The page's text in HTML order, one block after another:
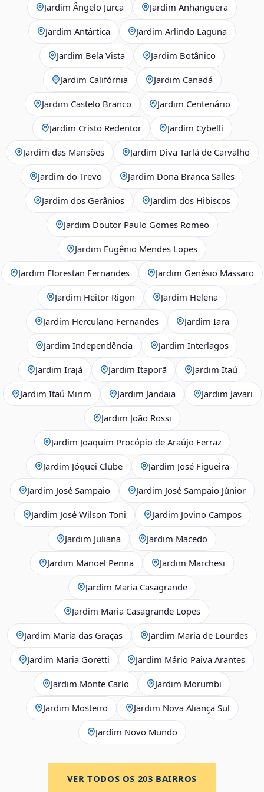
Jardim Ângelo Jurca Jardim Anhanguera
Jardim Antártica Jardim Arlindo Laguna
Jardim Bela Vista Jardim Botânico
Jardim Califórnia Jardim Canadá
Jardim Castelo Branco Jardim Centenário
Jardim Cristo Redentor Jardim Cybelli
Jardim das Mansões Jardim Diva Tarlá de Carvalho
Jardim do Trevo Jardim Dona Branca Salles
Jardim dos Gerânios Jardim dos Hibiscos
Jardim Doutor Paulo Gomes Romeo
Jardim Eugênio Mendes Lopes
Jardim Florestan Fernandes Jardim Genésio Massaro
Jardim Heitor Rigon Jardim Helena
Jardim Herculano Fernandes Jardim Iara
Jardim Independência Jardim Interlagos
Jardim Irajá Jardim Itaporã Jardim Itaú
Jardim Itaú Mirim Jardim Jandaia Jardim Javari
Jardim João Rossi
Jardim Joaquim Procópio de Araújo Ferraz
Jardim Jóquei Clube Jardim José Figueira
Jardim José Sampaio Jardim José Sampaio Júnior
Jardim José Wilson Toni Jardim Jovino Campos
Jardim Juliana Jardim Macedo
Jardim Manoel Penna Jardim Marchesi
Jardim Maria Casagrande
Jardim Maria Casagrande Lopes
Jardim Maria das Graças Jardim Maria de Lourdes
Jardim Maria Goretti Jardim Mário Paiva Arantes
Jardim Monte Carlo Jardim Morumbi
Jardim Mosteiro Jardim Nova Aliança Sul
Jardim Novo Mundo
VER TODOS OS 203 BAIRROS